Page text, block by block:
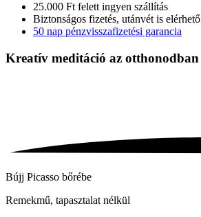
25.000 Ft felett ingyen szállítás
Biztonságos fizetés, utánvét is elérhető
50 nap pénzvisszafizetési garancia
Kreatív meditáció az otthonodban
Bújj Picasso bőrébe
Remekmű, tapasztalat nélkül